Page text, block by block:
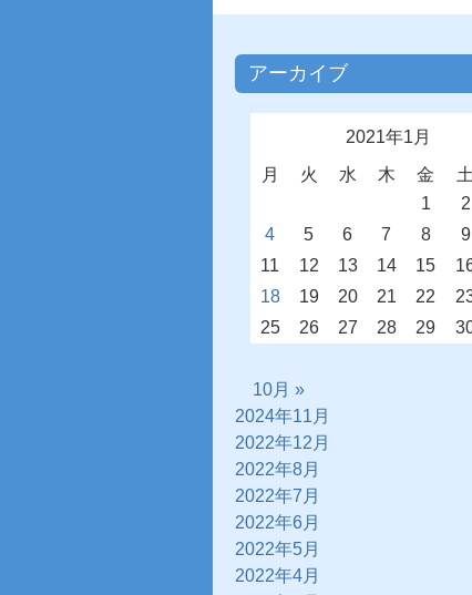
アーカイブ
2021年1月
月
火 水 木 金 土
1
2
4
5 6 7 8 9
11
12 13 14 15
18
19 20 21 22
25
26 27 28 29
10月 »
2024年11月
2022年12月
2022年8月
2022年7月
2022年6月
2022年5月
2022年4月